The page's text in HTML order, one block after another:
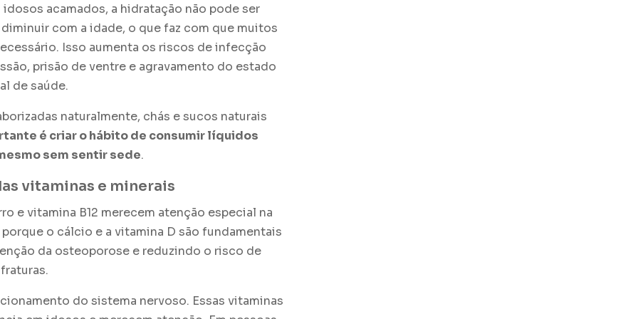
acamados, a hidratação não pode ser
com a idade, o que faz com que muitos
Isso aumenta os riscos de infecção
prisão de ventre e agravamento do estado
de saúde.
naturalmente, chás e sucos naturais
é criar o hábito de consumir líquidos
sem sentir sede.
vitaminas e minerais
e vitamina B12 merecem atenção especial na
o cálcio e a vitamina D são fundamentais
da osteoporose e reduzindo o risco de
fraturas.
do sistema nervoso. Essas vitaminas